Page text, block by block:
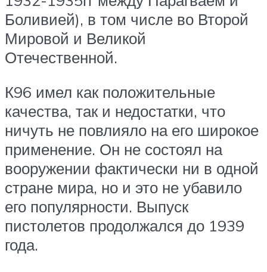
Боливией), в том числе во Второй
Мировой и Великой
Отечественной.
К96 имел как положительные
качества, так и недостатки, что
ничуть не повлияло на его широкое
применение. Он не состоял на
вооружении фактически ни в одной
стране мира, но и это не убавило
его популярности. Выпуск
пистолетов продолжался до 1939
года.